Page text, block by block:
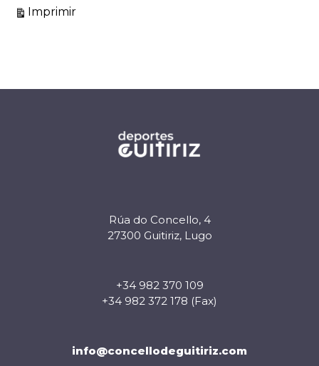
ImprimirVistas
Rúa do Concello, 4
27300 Guitiriz, Lugo
+34 982 370 109
+34 982 372 178 (Fax)
info@concellodeguitiriz.com